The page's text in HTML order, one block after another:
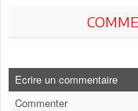
Ecrire un commentaire
Commenter